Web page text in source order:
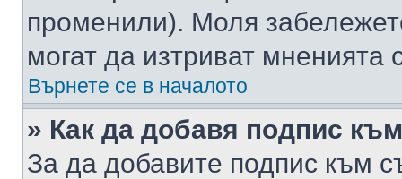
променили). Моля
могат да изтриват мненията
Върнете се в началото
» Как да добавя подпис
За да добавите подпис към